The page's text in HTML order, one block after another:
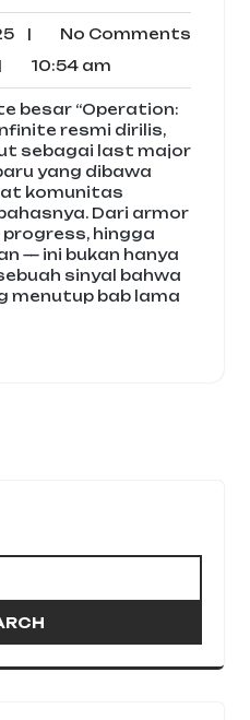
November
2025
| No CommentsNo
| 10:54 am10:54
am
besar “Operation:
resmi dirilis,
sebagai last major
yang dibawa
komunitas
Dari armor
hingga
— ini bukan hanya
sinyal bahwa
menutup bab lama